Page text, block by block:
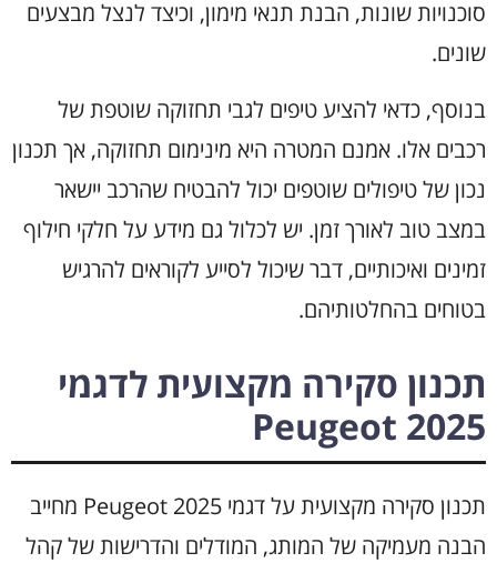
סוכנויות שונות, הבנת תנאי מימון, וכיצד לנצל מבצעים
שונים.
בנוסף, כדאי להציע טיפים לגבי תחזוקה שוטפת של
רכבים אלו. אמנם המטרה היא מינימום תחזוקה, אך תכנון
נכון של טיפולים שוטפים יכול להבטיח שהרכב יישאר
במצב טוב לאורך זמן. יש לכלול גם מידע על חלקי חילוף
זמינים ואיכותיים, דבר שיכול לסייע לקוראים להרגיש
בטוחים בהחלטותיהם.
תכנון סקירה מקצועית לדגמי
Peugeot 2025
תכנון סקירה מקצועית על דגמי Peugeot 2025 מחייב
הבנה מעמיקה של המותג, המודלים והדרישות של קהל